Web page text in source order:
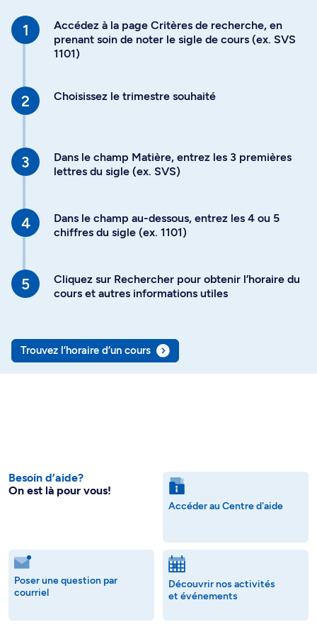
Accédez à la page Critères de recherche, en
prenant soin de noter le sigle de cours (ex. SVS
1101)
Choisissez le trimestre souhaité
Dans le champ Matière, entrez les 3 premières
lettres du sigle (ex. SVS)
Dans le champ au-dessous, entrez les 4 ou 5
chiffres du sigle (ex. 1101)
Cliquez sur Rechercher pour obtenir l’horaire du
cours et autres informations utiles
Trouvez l’horaire d’un cours
Besoin d’aide?
On est là pour vous!
Accéder au Centre d'aide
Poser une question par
courriel
Découvrir nos activités
et événements